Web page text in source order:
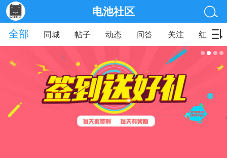
电池社区
全部
同城 帖子 动态 问答 关注 红包